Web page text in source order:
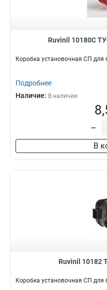
Ruvinil 10180С
Коробка установочная СП
Подробнее
Наличие: В наличии
–
В
Ruvinil 10182
Коробка установочная СП для